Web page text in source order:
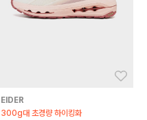
EIDER
300g대 초경량 하이킹화